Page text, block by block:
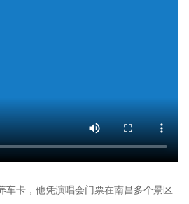
车卡，他凭演唱会门票在南昌多个景区